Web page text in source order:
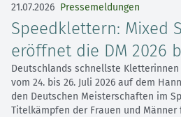
21.07.2026 Pressemeldungen
Speedklettern: Mixed
eröffnet die DM 2026
Deutschlands schnellste
vom 24. bis 26. Juli 2026 auf dem
den Deutschen Meisterschaften im
Titelkämpfen der Frauen und Männer